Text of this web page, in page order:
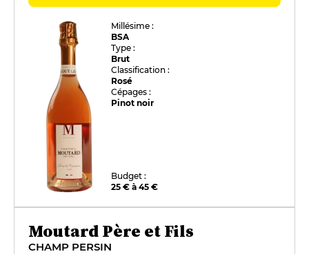
Millésime :
BSA
Type :
Brut
Classification :
Rosé
Cépages :
Pinot noir
Budget :
25 € à 45 €
Moutard Père et Fils
CHAMP PERSIN